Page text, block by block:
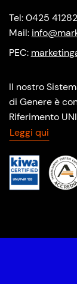
Tel: 0425
Mail:
PEC:
Il nostro
di Genere è
Riferimento
Leggi qui